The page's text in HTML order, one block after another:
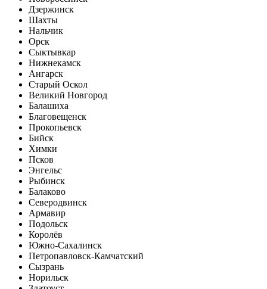
Дзержинск
Шахты
Нальчик
Орск
Сыктывкар
Нижнекамск
Ангарск
Старый Оскол
Великий Новгород
Балашиха
Благовещенск
Прокопьевск
Бийск
Химки
Псков
Энгельс
Рыбинск
Балаково
Северодвинск
Армавир
Подольск
Королёв
Южно-Сахалинск
Петропавловск-Камчатский
Сызрань
Норильск